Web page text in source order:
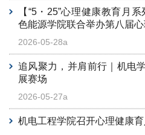
【“5・25”心理健康教育月
色能源学院联合举办第八届
2026-05-28a
追风聚力，并肩前行｜机电
展赛场
2026-05-27a
机电工程学院召开心理健康